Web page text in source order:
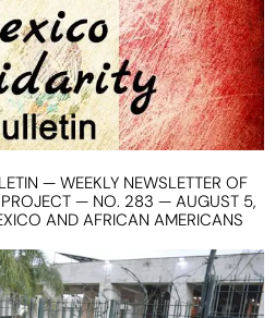
— WEEKLY NEWSLETTER OF
PROJECT — NO. 283 — AUGUST 5,
AND AFRICAN AMERICANS